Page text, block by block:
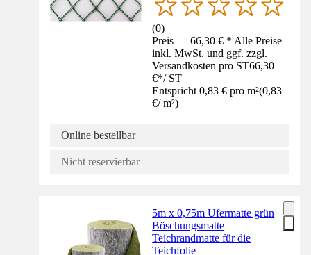
(0)
Preis — 66,30 € * Alle Preise
inkl. MwSt. und ggf. zzgl.
Versandkosten pro ST66,30
€*/ ST
Entspricht 0,83 € pro m²(0,83
€/ m²)
Online bestellbar
Nicht reservierbar
5m x 0,75m Ufermatte grün
Böschungsmatte
Teichrandmatte für die
Teichfolie